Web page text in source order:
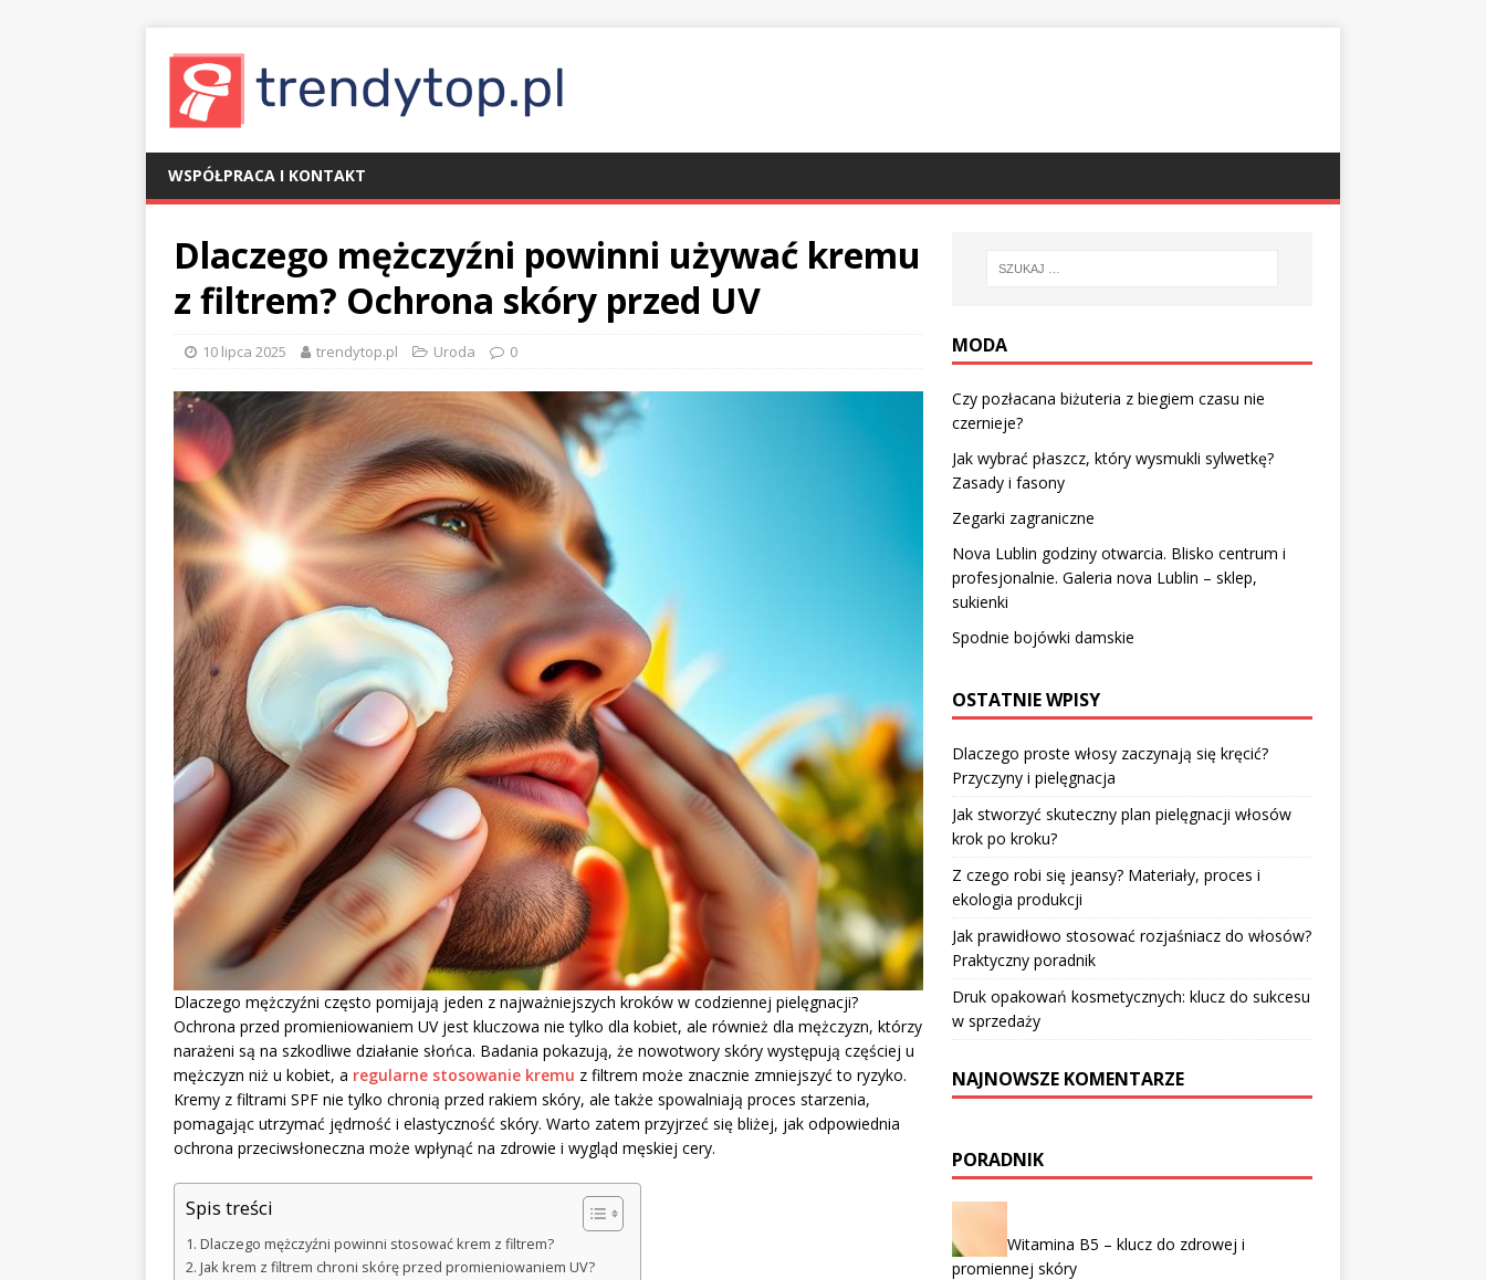
WSPÓŁPRACA I KONTAKT
Dlaczego mężczyźni powinni używać kremu
z filtrem? Ochrona skóry przed UV
10 lipca 2025 trendytop.pl Uroda 0
Dlaczego mężczyźni często pomijają jeden z najważniejszych kroków w codziennej pielęgnacji?
Ochrona przed promieniowaniem UV jest kluczowa nie tylko dla kobiet, ale również dla mężczyzn, którzy
narażeni są na szkodliwe działanie słońca. Badania pokazują, że nowotwory skóry występują częściej u
mężczyzn niż u kobiet, a regularne stosowanie kremu z filtrem może znacznie zmniejszyć to ryzyko.
Kremy z filtrami SPF nie tylko chronią przed rakiem skóry, ale także spowalniają proces starzenia,
pomagając utrzymać jędrność i elastyczność skóry. Warto zatem przyjrzeć się bliżej, jak odpowiednia
ochrona przeciwsłoneczna może wpłynąć na zdrowie i wygląd męskiej cery.
Spis treści
Dlaczego mężczyźni powinni stosować krem z filtrem?
Jak krem z filtrem chroni skórę przed promieniowaniem UV?
MODA
Czy pozłacana biżuteria z biegiem czasu nie
czernieje?
Jak wybrać płaszcz, który wysmukli sylwetkę?
Zasady i fasony
Zegarki zagraniczne
Nova Lublin godziny otwarcia. Blisko centrum i
profesjonalnie. Galeria nova Lublin – sklep,
sukienki
Spodnie bojówki damskie
OSTATNIE WPISY
Dlaczego proste włosy zaczynają się kręcić?
Przyczyny i pielęgnacja
Jak stworzyć skuteczny plan pielęgnacji włosów
krok po kroku?
Z czego robi się jeansy? Materiały, proces i
ekologia produkcji
Jak prawidłowo stosować rozjaśniacz do włosów?
Praktyczny poradnik
Druk opakowań kosmetycznych: klucz do sukcesu
w sprzedaży
NAJNOWSZE KOMENTARZE
PORADNIK
Witamina B5 – klucz do zdrowej i
promiennej skóry